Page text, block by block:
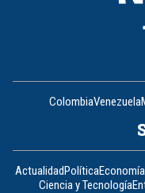
ColombiaVenezuela
ActualidadPolíticaEconomía
Ciencia y Tecnología